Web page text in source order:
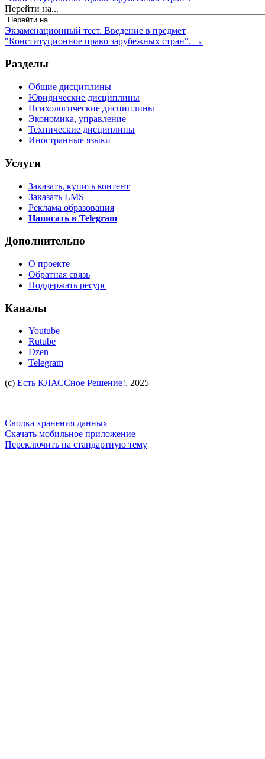
Перейти на...
Экзаменационный тест. Введение в предмет
"Конституционное право зарубежных стран". →
Разделы
Общие дисциплины
Юридические дисциплины
Психологические дисциплины
Экономика, управление
Технические дисциплины
Иностранные языки
Услуги
Заказать, купить контент
Заказать LMS
Реклама образования
Написать в Telegram
Дополнительно
О проекте
Обратная связь
Поддержать ресурс
Каналы
Youtube
Rutube
Dzen
Telegram
(c) Есть КЛАССное Решение!, 2025
Сводка хранения данных
Скачать мобильное приложение
Переключить на стандартную тему